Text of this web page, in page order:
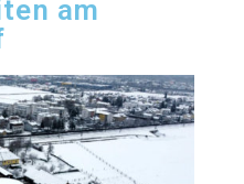
am